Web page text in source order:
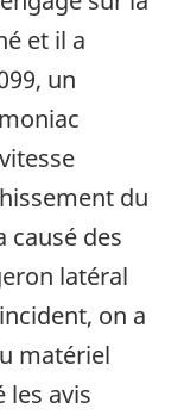
et il a
un
du
causé des
latéral
on a
matériel
les avis